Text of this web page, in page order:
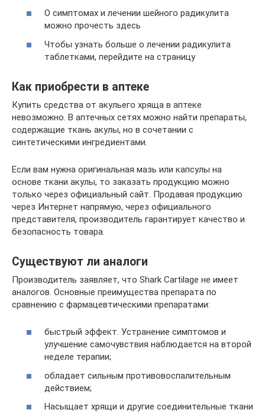
О симптомах и лечении шейного радикулита
можно прочесть здесь
Чтобы узнать больше о лечении радикулита
таблетками, перейдите на страницу
Как приобрести в аптеке
Купить средства от акульего хряща в аптеке
невозможно. В аптечных сетях можно найти препараты,
содержащие ткань акулы, но в сочетании с
синтетическими ингредиентами.
Если вам нужна оригинальная мазь или капсулы на
основе ткани акулы, то заказать продукцию можно
только через официальный сайт. Продавая продукцию
через Интернет напрямую, через официального
представителя, производитель гарантирует качество и
безопасность товара.
Существуют ли аналоги
Производитель заявляет, что Shark Cartilage не имеет
аналогов. Основные преимущества препарата по
сравнению с фармацевтическими препаратами:
быстрый эффект. Устранение симптомов и
улучшение самочувствия наблюдается на второй
неделе терапии;
обладает сильным противовоспалительным
действием;
Насыщает хрящи и другие соединительные ткани